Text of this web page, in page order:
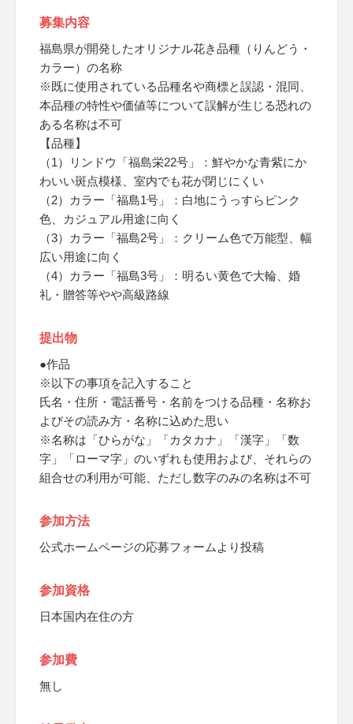
募集内容
福島県が開発したオリジナル花き品種（りんどう・
カラー）の名称
※既に使用されている品種名や商標と誤認・混同、
本品種の特性や価値等について誤解が生じる恐れの
ある名称は不可
【品種】
（1）リンドウ「福島栄22号」：鮮やかな青紫にか
わいい斑点模様、室内でも花が閉じにくい
（2）カラー「福島1号」：白地にうっすらピンク
色、カジュアル用途に向く
（3）カラー「福島2号」：クリーム色で万能型、幅
広い用途に向く
（4）カラー「福島3号」：明るい黄色で大輪、婚
礼・贈答等やや高級路線
提出物
●作品
※以下の事項を記入すること
氏名・住所・電話番号・名前をつける品種・名称お
よびその読み方・名称に込めた思い
※名称は「ひらがな」「カタカナ」「漢字」「数
字」「ローマ字」のいずれも使用および、それらの
組合せの利用が可能、ただし数字のみの名称は不可
参加方法
公式ホームページの応募フォームより投稿
参加資格
日本国内在住の方
参加費
無し